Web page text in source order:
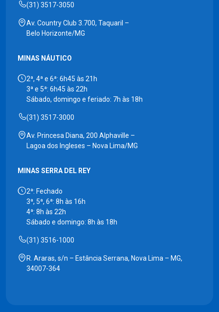
(31) 3517-3050
Av. Country Club 3.700, Taquaril –
Belo Horizonte/MG
MINAS NÁUTICO
2ª, 4ª e 6ª: 6h45 às 21h
3ª e 5ª: 6h45 às 22h
Sábado, domingo e feriado: 7h às 18h
(31) 3517-3000
Av. Princesa Diana, 200 Alphaville –
Lagoa dos Ingleses – Nova Lima/MG
MINAS SERRA DEL REY
2ª: Fechado
3ª, 5ª, 6ª: 8h às 16h
4ª: 8h às 22h
Sábado e domingo: 8h às 18h
(31) 3516-1000
R. Araras, s/n – Estância Serrana, Nova Lima – MG,
34007-364